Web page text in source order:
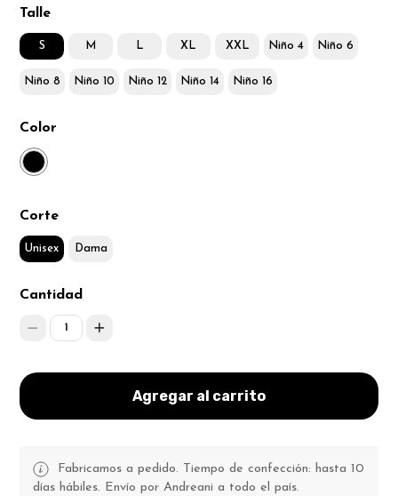
Talle
S M L XL XXL Niño 4 Niño 6
Niño 8 Niño 10 Niño 12 Niño 14 Niño 16
Color
Corte
Unisex Dama
Cantidad
1
Agregar al carrito
Fabricamos a pedido. Tiempo de confección: hasta 10
días hábiles. Envío por Andreani a todo el país.